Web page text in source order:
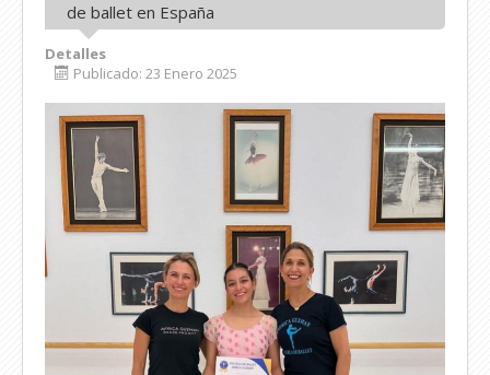
de ballet en España
Detalles
Publicado: 23 Enero 2025